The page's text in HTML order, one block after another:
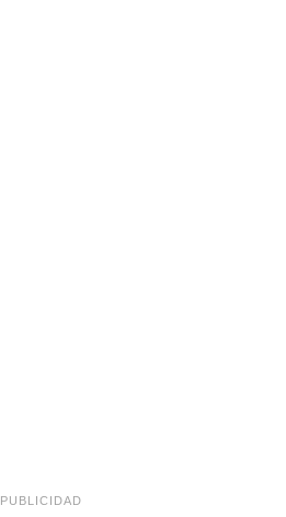
PUBLICIDAD